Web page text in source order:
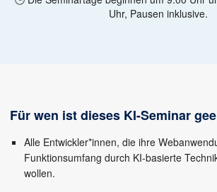
Uhr, Pausen inklusive.
Für wen ist dieses KI-Seminar
Alle Entwickler*innen, die ihre
Funktionsumfang durch KI-basierte
wollen.